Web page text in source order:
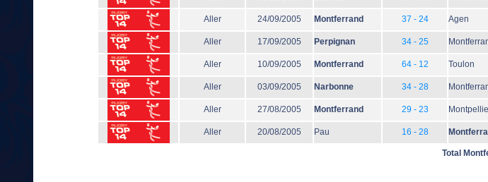
Aller 24/09/2005 Montferrand 37 - 24 Agen
Aller 17/09/2005 Perpignan 34 - 25
Aller 10/09/2005 Montferrand 64 - 12 Toulon
Aller 03/09/2005 Narbonne 34 - 28
Aller 27/08/2005 Montferrand 29 - 23
Aller 20/08/2005 Pau 16 - 28
Total